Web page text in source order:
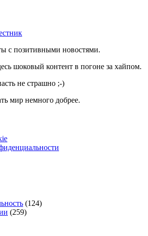
с позитивными новостями.
шоковый контент в погоне за хайпом.
не страшно ;-)
мир немного добрее.
(124)
(259)